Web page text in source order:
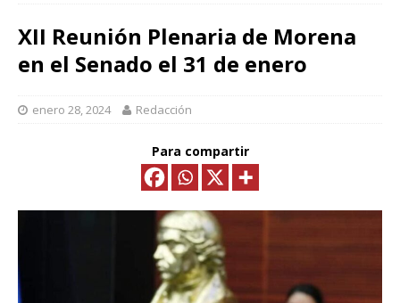
XII Reunión Plenaria de Morena
en el Senado el 31 de enero
enero 28, 2024 Redacción
Para compartir